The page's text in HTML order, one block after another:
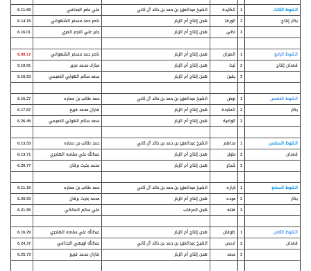
الشوط الثالث 1 الكايدة الشيخ عبدالعزيز بن حمد بن خالد آل ثاني علي عامر الجحافي
6.11.69
بكارإنتاج 2 الورقا هجن إنتاج أم الزبار ناصر حمد مسفر الشهواني
6.14.15
3 لظى هجن إنتاج أم الزبار جابر علي النجم المري 6.16.01
الشوط الرابع 1 الميزان هجن إنتاج أم الزبار ناصر حمد مسفر الشهواني
6.09.17
قعدانإنتاج 2 ليث هجن إنتاج أم الزبار مبارك محمد صرير
6.10.61
3 يقين هجن إنتاج أم الزبار سعد سالم الهولي النعيمي 6.16.53
الشوط الخامس 1 نوض الشيخ عبدالعزيز بن حمد بن خالد آل ثاني حمد طالب بن عماره
6.15.27
بكار
2 الماجدة هجن إنتاج أم الزبار فاران محمد قريع
6.17.87
3 الواعية هجن إنتاج أم الزبار سعد سالم الهولي النعيمي 6.26.45
الشوط السادس 1 مداهم الشيخ عبدالعزيز بن حمد بن خالد آل ثاني حمد طالب بن عماره
6.13.53
قعدان
2 متوتر هجن إنتاج أم الزبار عبدالله علي سلامه الهاجري
6.13.71
3 شجاع هجن إنتاج أم الزبار محمد بخيت برقان 6.20.77
الشوط السابع 1 كراره الشيخ عبدالعزيز بن حمد بن خالد آل ثاني حمد طالب بن عماره
6.11.19
بكار
2 موده هجن إنتاج أم الزبار محمد بخيت برقان
6.20.93
3 فتنه هجن المرقاب علي سالم المالكي 6.21.95
الشوط الثامن 1 طوفان هجن إنتاج أم الزبار عبدالله علي سلامه الهاجري
6.16.29
قعدان
2 ادبس الشيخ عبدالعزيز بن حمد بن خالد آل ثاني عبدالله لويهي الجحافي
6.24.37
3 مبعد هجن إنتاج أم الزبار فاران محمد قريع 6.25.73